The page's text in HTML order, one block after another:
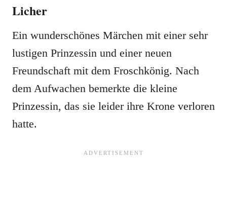
Licher
Ein wunderschönes Märchen mit einer sehr
lustigen Prinzessin und einer neuen
Freundschaft mit dem Froschkönig. Nach
dem Aufwachen bemerkte die kleine
Prinzessin, das sie leider ihre Krone verloren
hatte.